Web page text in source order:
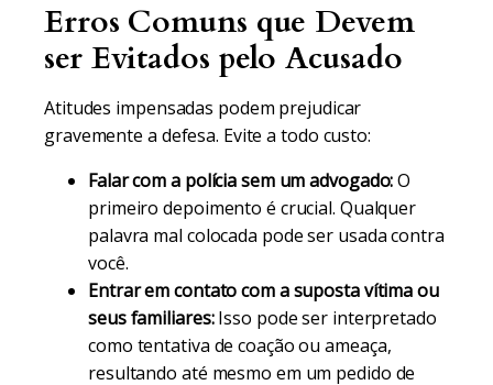
Erros Comuns que Devem
ser Evitados pelo Acusado
Atitudes impensadas podem prejudicar
gravemente a defesa. Evite a todo custo:
Falar com a polícia sem um advogado:O
primeiro depoimento é crucial. Qualquer
palavra mal colocada pode ser usada contra
você.
Entrar em contato com a suposta vítima ou
seus familiares:Isso pode ser interpretado
como tentativa de coação ou ameaça,
resultando até mesmo em um pedido de